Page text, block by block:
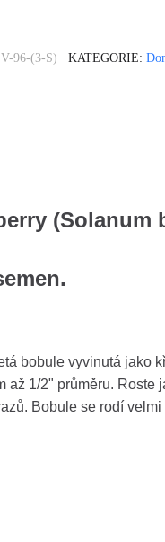
V-96-(3-S) KATEGORIE
(Solanum
bobule vyvinutá jako
až 1/2" průměru. Roste
Bobule se rodí